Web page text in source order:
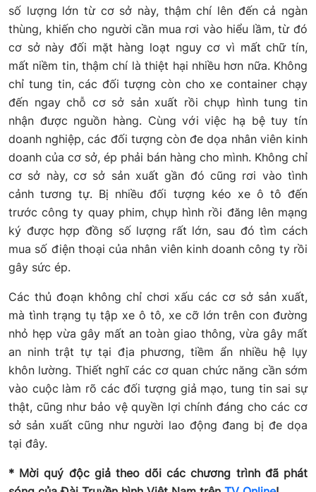
số lượng lớn từ cơ sở này, thậm chí lên đến cả ngàn
thùng, khiến cho người cần mua rơi vào hiểu lầm, từ đó
cơ sở này đối mặt hàng loạt nguy cơ vì mất chữ tín,
mất niềm tin, thậm chí là thiệt hại nhiều hơn nữa. Không
chỉ tung tin, các đối tượng còn cho xe container chạy
đến ngay chỗ cơ sở sản xuất rồi chụp hình tung tin
nhận được nguồn hàng. Cùng với việc hạ bệ tuy tín
doanh nghiệp, các đối tượng còn đe dọa nhân viên kinh
doanh của cơ sở, ép phải bán hàng cho mình. Không chỉ
cơ sở này, cơ sở sản xuất gần đó cũng rơi vào tình
cảnh tương tự. Bị nhiều đối tượng kéo xe ô tô đến
trước công ty quay phim, chụp hình rồi đăng lên mạng
ký được hợp đồng số lượng rất lớn, sau đó tìm cách
mua số điện thoại của nhân viên kinh doanh công ty rồi
gây sức ép.
Các thủ đoạn không chỉ chơi xấu các cơ sở sản xuất,
mà tình trạng tụ tập xe ô tô, xe cỡ lớn trên con đường
nhỏ hẹp vừa gây mất an toàn giao thông, vừa gây mất
an ninh trật tự tại địa phương, tiềm ẩn nhiều hệ lụy
khôn lường. Thiết nghĩ các cơ quan chức năng cần sớm
vào cuộc làm rõ các đối tượng giả mạo, tung tin sai sự
thật, cũng như bảo vệ quyền lợi chính đáng cho các cơ
sở sản xuất cũng như người lao động đang bị đe dọa
tại đây.
* Mời quý độc giả theo dõi các chương trình đã phát